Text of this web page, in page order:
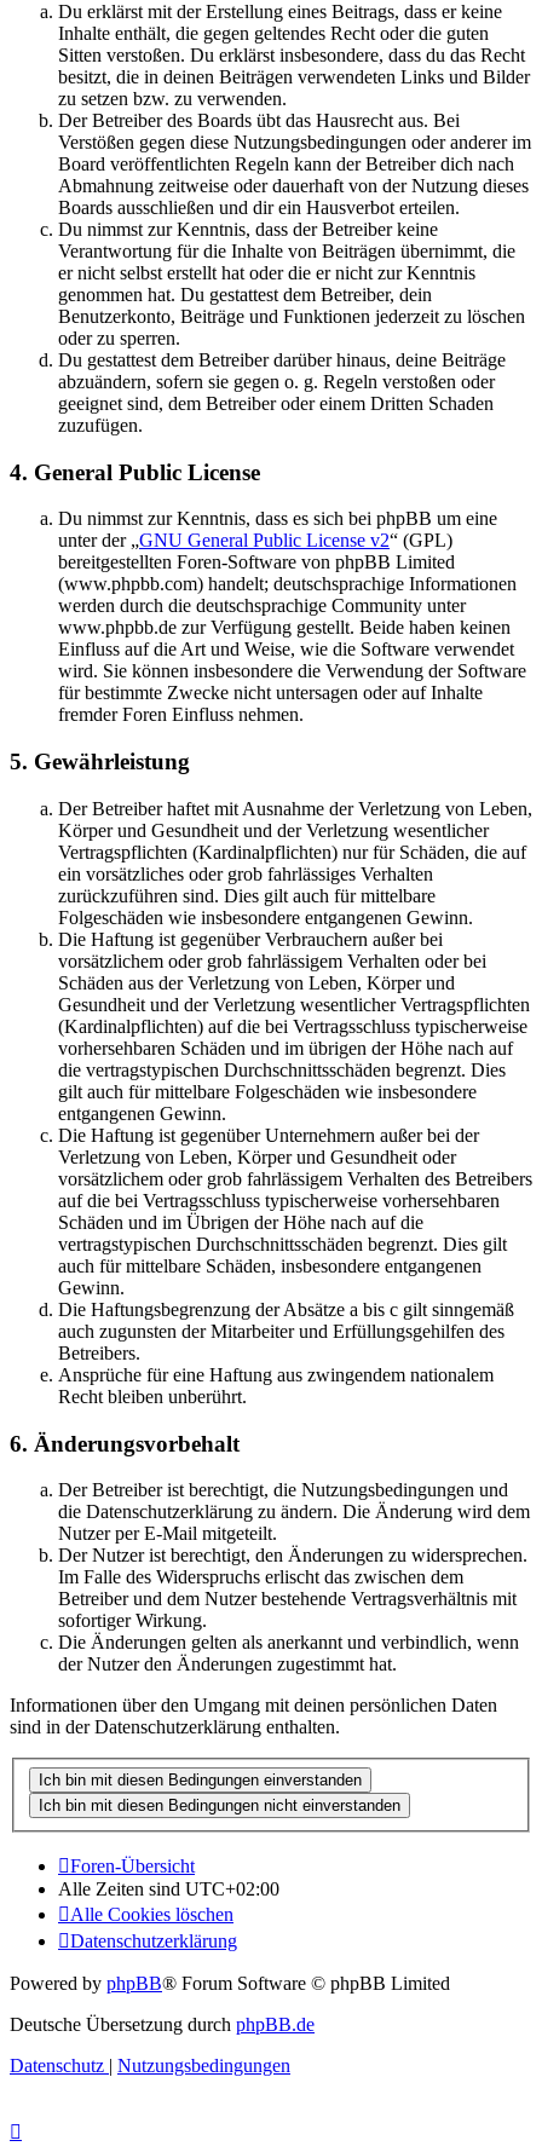
Du erklärst mit der Erstellung eines Beitrags, dass er keine
Inhalte enthält, die gegen geltendes Recht oder die guten
Sitten verstoßen. Du erklärst insbesondere, dass du das Recht
besitzt, die in deinen Beiträgen verwendeten Links und Bilder
zu setzen bzw. zu verwenden.
Der Betreiber des Boards übt das Hausrecht aus. Bei
Verstößen gegen diese Nutzungsbedingungen oder anderer im
Board veröffentlichten Regeln kann der Betreiber dich nach
Abmahnung zeitweise oder dauerhaft von der Nutzung dieses
Boards ausschließen und dir ein Hausverbot erteilen.
Du nimmst zur Kenntnis, dass der Betreiber keine
Verantwortung für die Inhalte von Beiträgen übernimmt, die
er nicht selbst erstellt hat oder die er nicht zur Kenntnis
genommen hat. Du gestattest dem Betreiber, dein
Benutzerkonto, Beiträge und Funktionen jederzeit zu löschen
oder zu sperren.
Du gestattest dem Betreiber darüber hinaus, deine Beiträge
abzuändern, sofern sie gegen o. g. Regeln verstoßen oder
geeignet sind, dem Betreiber oder einem Dritten Schaden
zuzufügen.
4. General Public License
Du nimmst zur Kenntnis, dass es sich bei phpBB um eine
unter der „GNU General Public License v2“ (GPL)
bereitgestellten Foren-Software von phpBB Limited
(www.phpbb.com) handelt; deutschsprachige Informationen
werden durch die deutschsprachige Community unter
www.phpbb.de zur Verfügung gestellt. Beide haben keinen
Einfluss auf die Art und Weise, wie die Software verwendet
wird. Sie können insbesondere die Verwendung der Software
für bestimmte Zwecke nicht untersagen oder auf Inhalte
fremder Foren Einfluss nehmen.
5. Gewährleistung
Der Betreiber haftet mit Ausnahme der Verletzung von Leben,
Körper und Gesundheit und der Verletzung wesentlicher
Vertragspflichten (Kardinalpflichten) nur für Schäden, die auf
ein vorsätzliches oder grob fahrlässiges Verhalten
zurückzuführen sind. Dies gilt auch für mittelbare
Folgeschäden wie insbesondere entgangenen Gewinn.
Die Haftung ist gegenüber Verbrauchern außer bei
vorsätzlichem oder grob fahrlässigem Verhalten oder bei
Schäden aus der Verletzung von Leben, Körper und
Gesundheit und der Verletzung wesentlicher Vertragspflichten
(Kardinalpflichten) auf die bei Vertragsschluss typischerweise
vorhersehbaren Schäden und im übrigen der Höhe nach auf
die vertragstypischen Durchschnittsschäden begrenzt. Dies
gilt auch für mittelbare Folgeschäden wie insbesondere
entgangenen Gewinn.
Die Haftung ist gegenüber Unternehmern außer bei der
Verletzung von Leben, Körper und Gesundheit oder
vorsätzlichem oder grob fahrlässigem Verhalten des Betreibers
auf die bei Vertragsschluss typischerweise vorhersehbaren
Schäden und im Übrigen der Höhe nach auf die
vertragstypischen Durchschnittsschäden begrenzt. Dies gilt
auch für mittelbare Schäden, insbesondere entgangenen
Gewinn.
Die Haftungsbegrenzung der Absätze a bis c gilt sinngemäß
auch zugunsten der Mitarbeiter und Erfüllungsgehilfen des
Betreibers.
Ansprüche für eine Haftung aus zwingendem nationalem
Recht bleiben unberührt.
6. Änderungsvorbehalt
Der Betreiber ist berechtigt, die Nutzungsbedingungen und
die Datenschutzerklärung zu ändern. Die Änderung wird dem
Nutzer per E-Mail mitgeteilt.
Der Nutzer ist berechtigt, den Änderungen zu widersprechen.
Im Falle des Widerspruchs erlischt das zwischen dem
Betreiber und dem Nutzer bestehende Vertragsverhältnis mit
sofortiger Wirkung.
Die Änderungen gelten als anerkannt und verbindlich, wenn
der Nutzer den Änderungen zugestimmt hat.
Informationen über den Umgang mit deinen persönlichen Daten
sind in der Datenschutzerklärung enthalten.
Foren-Übersicht
Alle Zeiten sind UTC+02:00
Alle Cookies löschen
Datenschutzerklärung
Powered by phpBB® Forum Software © phpBB Limited
Deutsche Übersetzung durch phpBB.de
Datenschutz | Nutzungsbedingungen